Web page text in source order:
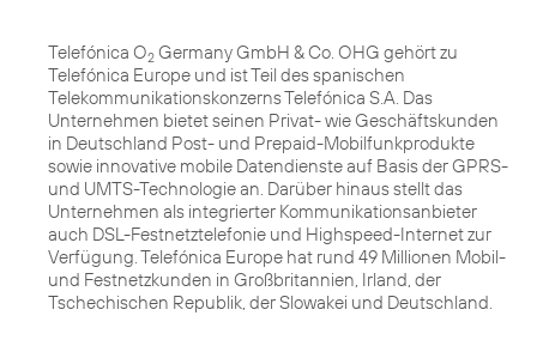
Telefónica O2 Germany GmbH & Co. OHG gehört zu
Telefónica Europe und ist Teil des spanischen
Telekommunikationskonzerns Telefónica S.A. Das
Unternehmen bietet seinen Privat- wie Geschäftskunden
in Deutschland Post- und Prepaid-Mobilfunkprodukte
sowie innovative mobile Datendienste auf Basis der GPRS-
und UMTS-Technologie an. Darüber hinaus stellt das
Unternehmen als integrierter Kommunikationsanbieter
auch DSL-Festnetztelefonie und Highspeed-Internet zur
Verfügung. Telefónica Europe hat rund 49 Millionen Mobil-
und Festnetzkunden in Großbritannien, Irland, der
Tschechischen Republik, der Slowakei und Deutschland.